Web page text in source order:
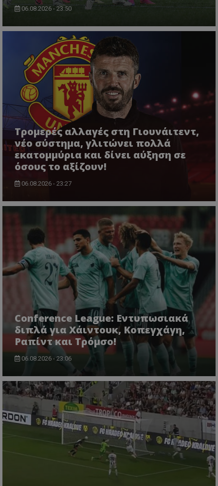
06.08.2026 - 23:50
Τρομερές αλλαγές στη Γιουνάιτεντ,
νέο σύστημα, γλιτώνει πολλά
εκατομμύρια και δίνει αύξηση σε
όσους το αξίζουν!
06.08.2026 - 23:27
Conference League: Εντυπωσιακά
διπλά για Χάιντουκ, Κοπεγχάγη,
Ραπίντ και Τρόμσο!
06.08.2026 - 23:06